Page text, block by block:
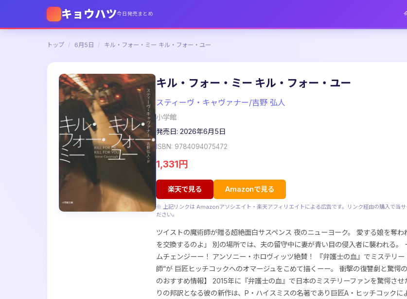
キョウハツ今日発売まとめ
トップ / 6月5日 / キル・フォー・ミー キル・フォー・ユー
キル・フォー・ミー キル・フォー・ユー
スティーヴ・キャヴァナー/吉野 弘人
小学館
発売日: 2026年6月5日
ISBN: 9784094075472
1,331円
楽天で見る Amazonで見る
※ 上記リンクは Amazonアソシエイト・楽天アフィリエイトによる広告です。リンク経由の購入で当
ださい。
ツイストの魔術師が贈る超絶面白サスペンス 夜のニューヨーク。 愛する娘を奪
を交換するのよ」 別の場所では、夫の留守中に妻が青い目の侵入者に襲われる
ムチェンジーー！ アンソニー・ホロヴィッツ絶賛！ 『弁護士の血』でミステリ
師”が 巨匠ヒッチコックへのオマージュをこめて描くーー。 衝撃の復讐劇と驚愕
のおすすめ情報】 2015年に『弁護士の血』で日本のミステリーファンを驚愕さ
りの邦訳となる彼の新作は、P・ハイスミスの名著であり巨匠A・ヒッチコック